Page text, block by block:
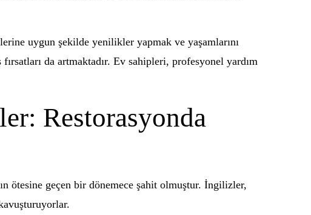
uygun şekilde yenilikler yapmak ve yaşamlarını
da artmaktadır. Ev sahipleri, profesyonel yardım
Restorasyonda
ötesine geçen bir dönemece şahit olmuştur. İngilizler,